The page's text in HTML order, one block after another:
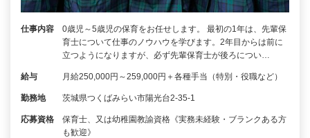
仕事内容
0歳児～5歳児の保育をお任せします。 最初の1年は、先輩保
育士について仕事のノウハウを学びます。2年目からは前に
立つようになりますが、必ず先輩保育士が後ろについ…
給与 月給250,000円～259,000円＋各種手当（特別・役職など）
勤務地 茨城県つくばみらい市陽光台2-35-1
応募資格
保育士、又は幼稚園教諭資格《実務未経験・ブランクある方
も歓迎》